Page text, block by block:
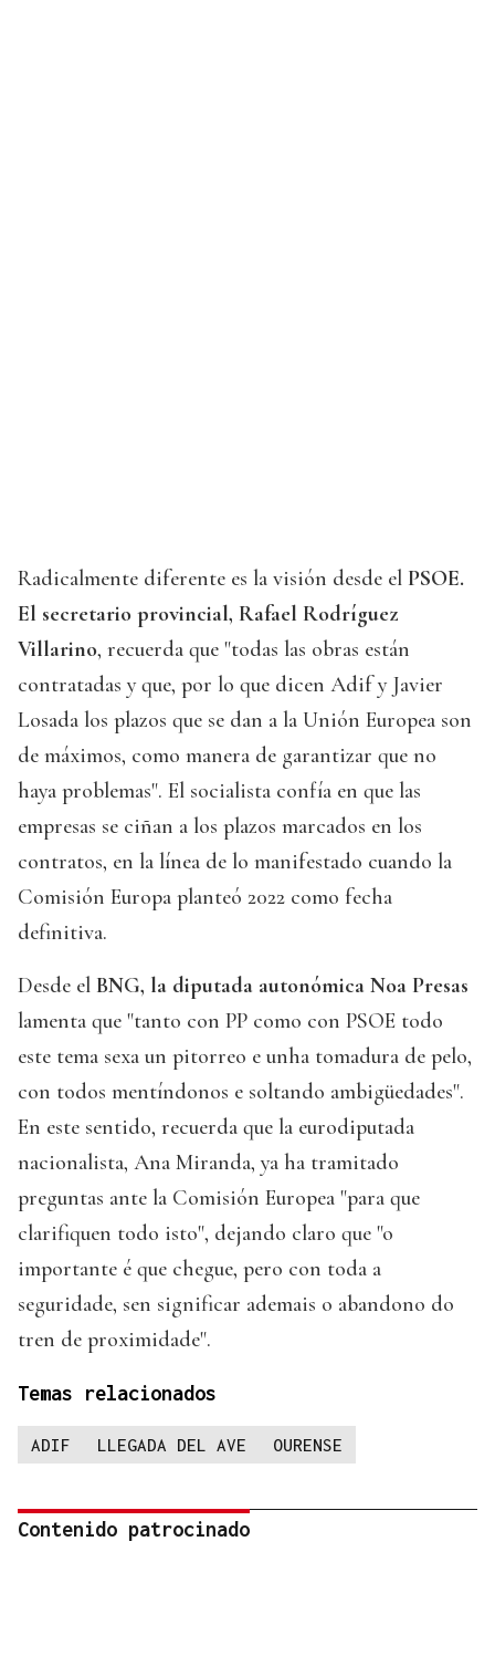
Radicalmente diferente es la visión desde el PSOE.
El secretario provincial, Rafael Rodríguez
Villarino, recuerda que "todas las obras están
contratadas y que, por lo que dicen Adif y Javier
Losada los plazos que se dan a la Unión Europea son
de máximos, como manera de garantizar que no
haya problemas". El socialista confía en que las
empresas se ciñan a los plazos marcados en los
contratos, en la línea de lo manifestado cuando la
Comisión Europa planteó 2022 como fecha
definitiva.
Desde el BNG, la diputada autonómica Noa Presas
lamenta que "tanto con PP como con PSOE todo
este tema sexa un pitorreo e unha tomadura de pelo,
con todos mentíndonos e soltando ambigüedades".
En este sentido, recuerda que la eurodiputada
nacionalista, Ana Miranda, ya ha tramitado
preguntas ante la Comisión Europea "para que
clarifiquen todo isto", dejando claro que "o
importante é que chegue, pero con toda a
seguridade, sen significar ademais o abandono do
tren de proximidade".
Temas relacionados
ADIF LLEGADA DEL AVE OURENSE
Contenido patrocinado